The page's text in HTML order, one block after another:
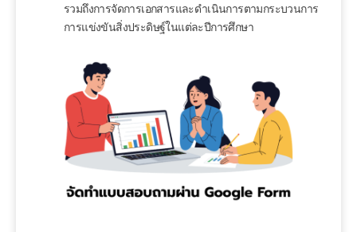
รวมถึงการจัดการเอกสารและดำเนินการตามกระบวนการ
การแข่งขันสิ่งประดิษฐ์ในแต่ละปีการศึกษา